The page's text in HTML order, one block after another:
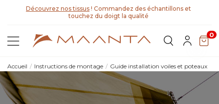
Découvrez nos tissus ! Commandez des échantillons et
touchez du doigt la qualité
0
Accueil Instructions de montage Guide installation voiles et poteaux